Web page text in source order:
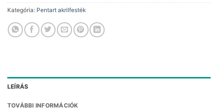
Kategória: Pentart akrilfesték
LEÍRÁS
TOVÁBBI INFORMÁCIÓK